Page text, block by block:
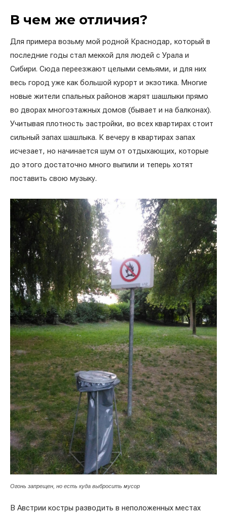
В чем же отличия?
Для примера возьму мой родной Краснодар, который в
последние годы стал меккой для людей с Урала и
Сибири. Сюда переезжают целыми семьями, и для них
весь город уже как большой курорт и экзотика. Многие
новые жители спальных районов жарят шашлыки прямо
во дворах многоэтажных домов (бывает и на балконах).
Учитывая плотность застройки, во всех квартирах стоит
сильный запах шашлыка. К вечеру в квартирах запах
исчезает, но начинается шум от отдыхающих, которые
до этого достаточно много выпили и теперь хотят
поставить свою музыку.
Огонь запрещен, но есть куда выбросить мусор
В Австрии костры разводить в неположенных местах